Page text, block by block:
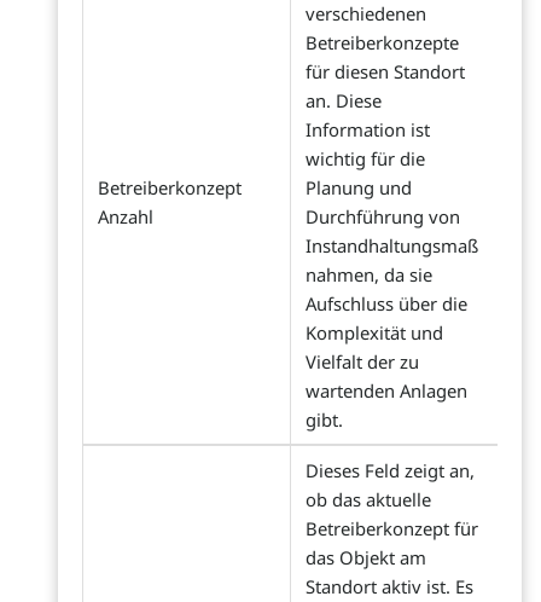
Betreiberkonzept
Anzahl
verschiedenen
Betreiberkonzepte
für diesen Standort
an. Diese
Information ist
wichtig für die
Planung und
Durchführung von
Instandhaltungsmaß
nahmen, da sie
Aufschluss über die
Komplexität und
Vielfalt der zu
wartenden Anlagen
gibt.
Dieses Feld zeigt an,
ob das aktuelle
Betreiberkonzept für
das Objekt am
Standort aktiv ist. Es